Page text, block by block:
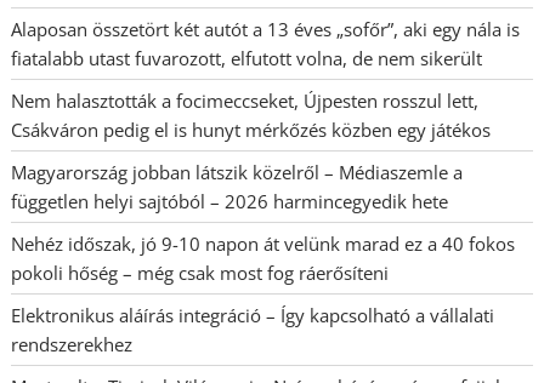
Alaposan összetört két autót a 13 éves „sofőr”, aki egy nála is
fiatalabb utast fuvarozott, elfutott volna, de nem sikerült
Nem halasztották a focimeccseket, Újpesten rosszul lett,
Csákváron pedig el is hunyt mérkőzés közben egy játékos
Magyarország jobban látszik közelről – Médiaszemle a
független helyi sajtóból – 2026 harmincegyedik hete
Nehéz időszak, jó 9-10 napon át velünk marad ez a 40 fokos
pokoli hőség – még csak most fog ráerősíteni
Elektronikus aláírás integráció – Így kapcsolható a vállalati
rendszerekhez